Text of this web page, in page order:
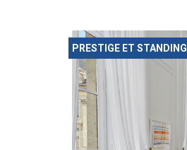
PRESTIGE ET STANDING